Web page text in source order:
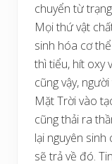
chuyển từ
Mọi thứ vật
sinh hóa cơ
thì tiểu, hít oxy
cũng vậy,
Mặt Trời vào
cũng thải ra
lại nguyên
sẽ trả về đó.